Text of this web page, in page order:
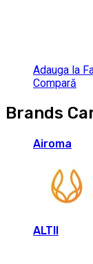
Adauga la
Compară
Brands
Airoma
ALTII